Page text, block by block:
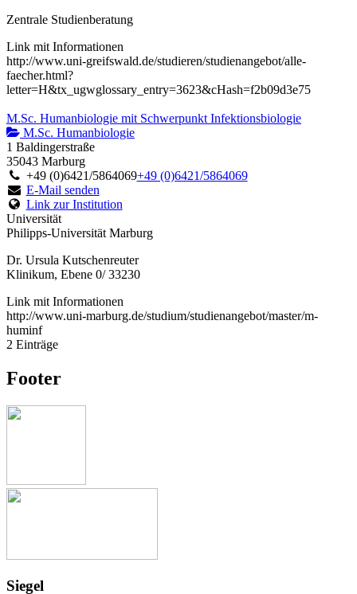
Zentrale Studienberatung
Link mit Informationen
http://www.uni-greifswald.de/studieren/studienangebot/alle-
faecher.html?
letter=H&tx_ugwglossary_entry=3623&cHash=f2b09d3e75
M.Sc. Humanbiologie mit Schwerpunkt Infektionsbiologie
M.Sc. Humanbiologie
1 Baldingerstraße
35043 Marburg
+49 (0)6421/5864069+49 (0)6421/5864069
E-Mail senden
Link zur Institution
Universität
Philipps-Universität Marburg
Dr. Ursula Kutschenreuter
Klinikum, Ebene 0/ 33230
Link mit Informationen
http://www.uni-marburg.de/studium/studienangebot/master/m-
huminf
2 Einträge
Footer
Siegel